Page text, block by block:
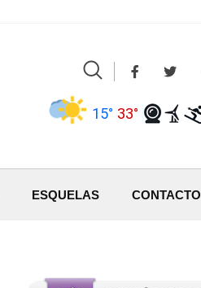
15° 33°
ESQUELAS CONTACTO